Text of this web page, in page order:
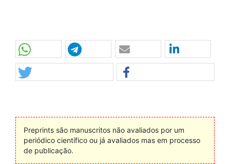
Preprints são manuscritos não avaliados por um
periódico científico ou já avaliados mas em processo
de publicação.